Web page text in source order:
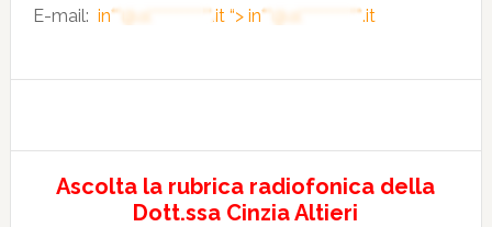
E-mail: in**@al***********.it “> in**@al***********.it
Ascolta la rubrica radiofonica della
Dott.ssa Cinzia Altieri